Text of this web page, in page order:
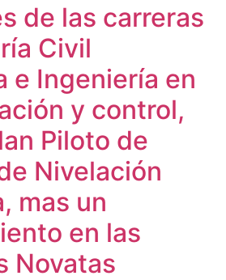
de las carreras
Civil
e Ingeniería en
y control,
Piloto de
Nivelación
mas un
en las
Novatas